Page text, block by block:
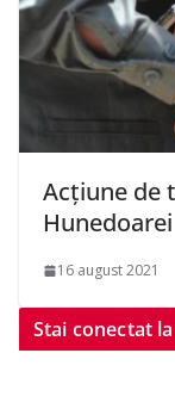
Acțiune de
Hunedoarei
16 august 2021
Stai conectat